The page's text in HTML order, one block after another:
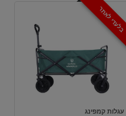
בלעדי לאתר
עגלות קמפינג